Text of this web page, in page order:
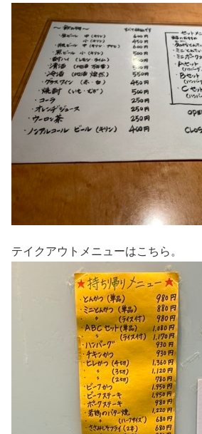
テイクアウトメニューはこちら。